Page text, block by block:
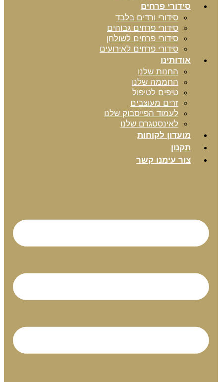
סידורי פרחים
סידורי ורדים בלבד
סידורי פרחים גבוהים
סידורי פרחים לשולחן
סידורי פרחים לאירועים
אודותינו
החנות שלנו
החממה שלנו
טיפים לטיפול
זרים מעוצבים
לעמוד הפייסבוק שלנו
לאינסטגרם שלנו
מועדון לקוחות
תקנון
צור עימנו קשר